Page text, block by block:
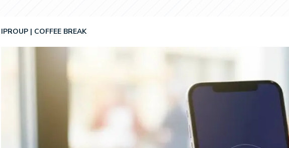
IPROUP COFFEE BREAK